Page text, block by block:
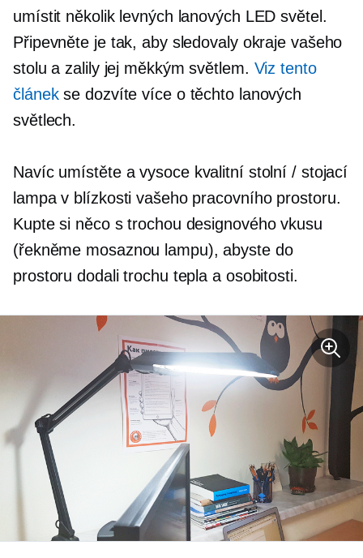
umístit několik levných lanových LED světel.
Připevněte je tak, aby sledovaly okraje vašeho
stolu a zalily jej měkkým světlem. Viz tento
článekse dozvíte více o těchto lanových
světlech.
Navíc umístěte avysoce kvalitnístolní / stojací
lampa v blízkosti vašeho pracovního prostoru.
Kupte si něco s trochou designového vkusu
(řekněme mosaznou lampu), abyste do
prostoru dodali trochu tepla a osobitosti.